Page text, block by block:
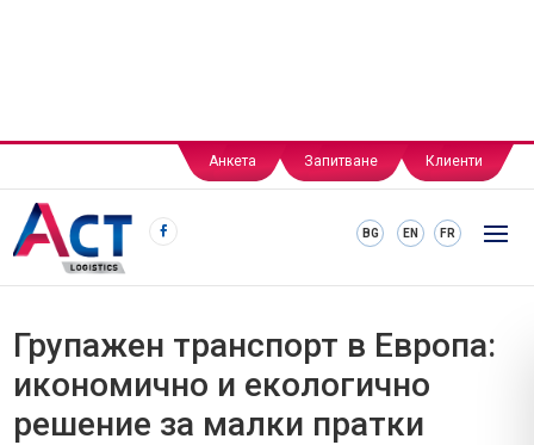
Клиенти
Запитване
Анкета
BG EN FR
Групажен транспорт в Европа:
икономично и екологично
решение за малки пратки